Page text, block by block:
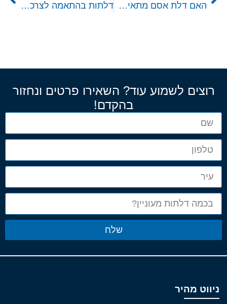
האם דלת אסם מתאימה לשירותים
דלתות בהתאמה לצרכים שלכם
רוצים לשמוע עוד? השאירו פרטים ונחזור
בהקדם!
שלח
ניווט מהיר